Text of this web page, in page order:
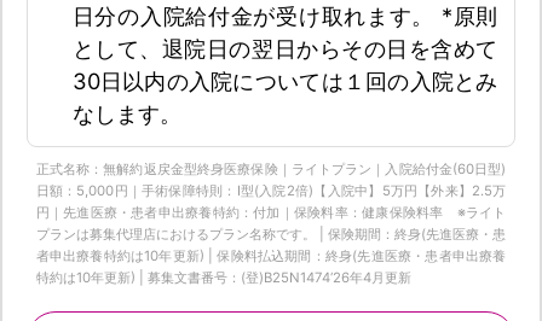
日分の入院給付金が受け取れます。 *原則
として、退院日の翌日からその日を含めて
30日以内の入院については１回の入院とみ
なします。
正式名称：無解約返戻金型終身医療保険｜ライトプラン｜入院給付金(60日型)
日額：5,000円｜手術保障特則：Ⅰ型(入院2倍)【入院中】5万円【外来】2.5万
円｜先進医療・患者申出療養特約：付加｜保険料率：健康保険料率 ※ライト
プランは募集代理店におけるプラン名称です。 | 保険期間：終身(先進医療・患
者申出療養特約は10年更新) | 保険料払込期間：終身(先進医療・患者申出療養
特約は10年更新) | 募集文書番号：(登)B25N1474‘26年4月更新